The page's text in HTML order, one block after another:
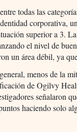
todas las
corporativa,
superior a 3.
el nivel de
un área débil, ya
menos de la
de Ogilvy
señalaron
haciendo solo